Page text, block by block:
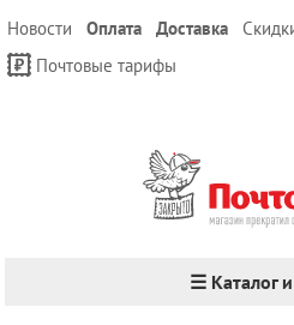
Новости Оплата Доставка
Почтовые тарифы
☰ Каталог